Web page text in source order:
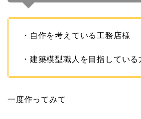
・自作を考えている工務店様
・建築模型職人を目指している
一度作ってみて